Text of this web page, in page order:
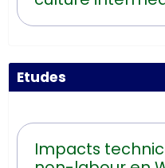
Etudes
Impacts